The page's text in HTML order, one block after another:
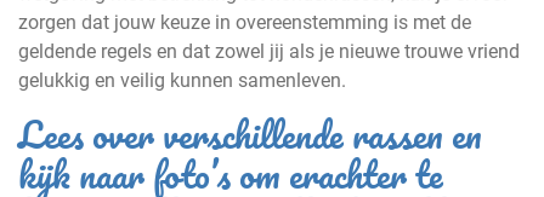
zorgen dat jouw keuze in overeenstemming is met de
geldende regels en dat zowel jij als je nieuwe trouwe vriend
gelukkig en veilig kunnen samenleven.
Lees over verschillende rassen en
kijk naar foto’s om erachter te